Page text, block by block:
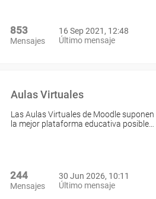
853
Mensajes
16 Sep 2021, 12:48
Último mensaje
Aulas Virtuales
Las Aulas Virtuales de Moodle suponen
la mejor plataforma educativa posible…
244
Mensajes
30 Jun 2026, 10:11
Último mensaje